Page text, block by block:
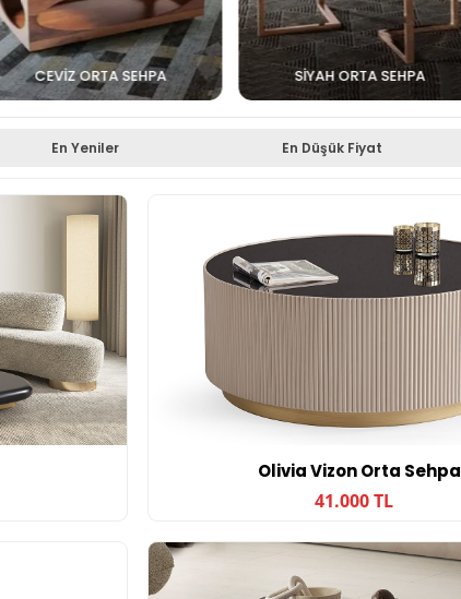
CEVIZ ORTA SEHPA SIYAH ORTA SEHPA
En Yeniler En Düşük Fiyat
Olivia Vizon Orta Sehpa
41.000 TL